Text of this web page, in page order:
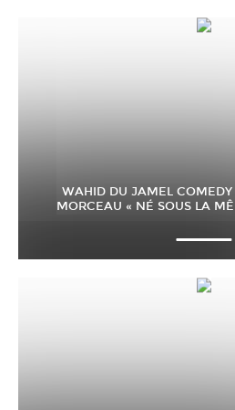
WAHID DU JAMEL COMEDY
MORCEAU « NÉ SOUS LA